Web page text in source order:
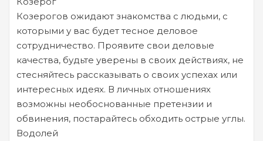
Козерогов ожидают знакомства с людьми, с
которыми у вас будет тесное деловое
сотрудничество. Проявите свои деловые
качества, будьте уверены в своих действиях, не
стесняйтесь рассказывать о своих успехах или
интересных идеях. В личных отношениях
возможны необоснованные претензии и
обвинения, постарайтесь обходить острые углы.
Водолей